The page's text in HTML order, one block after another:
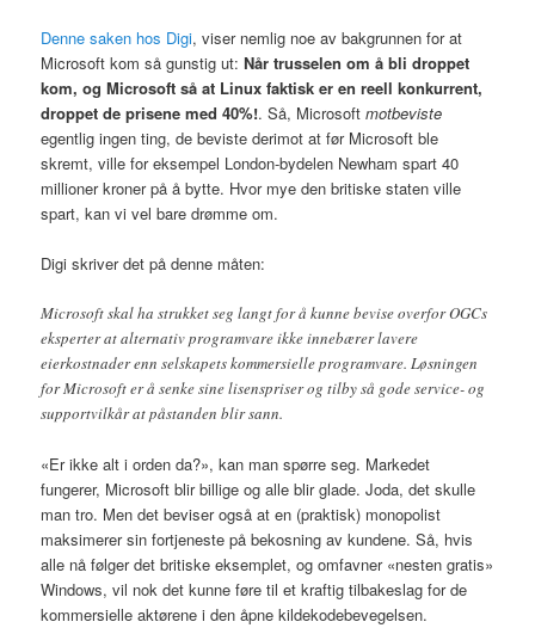
Denne saken hos Digi, viser nemlig noe av bakgrunnen for at
Microsoft kom så gunstig ut:Når trusselen om å bli droppet
kom, og Microsoft så at Linux faktisk er en reell konkurrent,
droppet de prisene med 40%!. Så, Microsoftmotbeviste
egentlig ingen ting, de beviste derimot at før Microsoft ble
skremt, ville for eksempel London-bydelen Newham spart 40
millioner kroner på å bytte. Hvor mye den britiske staten ville
spart, kan vi vel bare drømme om.
Digi skriver det på denne måten:
Microsoft skal ha strukket seg langt for å kunne bevise overfor OGCs
eksperter at alternativ programvare ikke innebærer lavere
eierkostnader enn selskapets kommersielle programvare. Løsningen
for Microsoft er å senke sine lisenspriser og tilby så gode service- og
supportvilkår at påstanden blir sann.
«Er ikke alt i orden da?», kan man spørre seg. Markedet
fungerer, Microsoft blir billige og alle blir glade. Joda, det skulle
man tro. Men det beviser også at en (praktisk) monopolist
maksimerer sin fortjeneste på bekosning av kundene. Så, hvis
alle nå følger det britiske eksemplet, og omfavner «nesten gratis»
Windows, vil nok det kunne føre til et kraftig tilbakeslag for de
kommersielle aktørene i den åpne kildekodebevegelsen.